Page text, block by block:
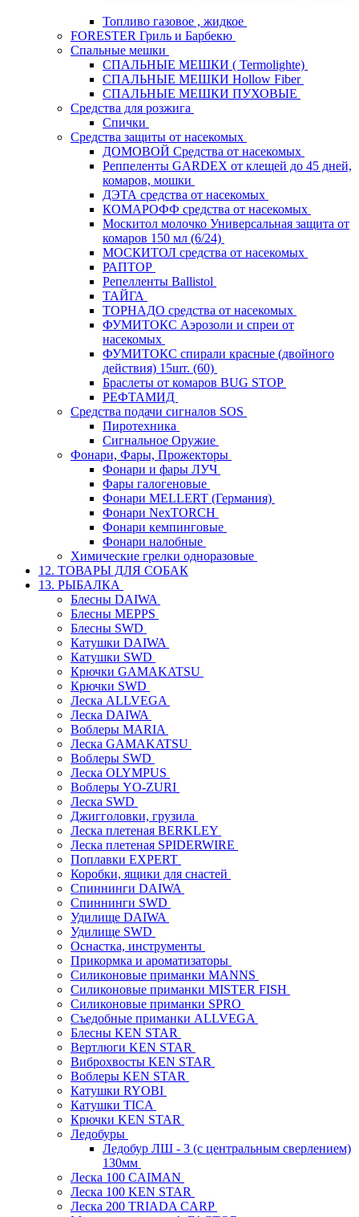
Топливо газовое , жидкое
FORESTER Гриль и Барбекю
Спальные мешки
СПАЛЬНЫЕ МЕШКИ ( Termolighte)
СПАЛЬНЫЕ МЕШКИ Hollow Fiber
СПАЛЬНЫЕ МЕШКИ ПУХОВЫЕ
Средства для розжига
Спички
Средства защиты от насекомых
ДОМОВОЙ Средства от насекомых
Реппеленты GARDEX от клещей до 45 дней,
комаров, мошки
ДЭТА средства от насекомых
КОМАРОФФ средства от насекомых
Москитол молочко Универсальная защита от
комаров 150 мл (6/24)
МОСКИТОЛ средства от насекомых
РАПТОР
Репелленты Ballistol
ТАЙГА
ТОРНАДО средства от насекомых
ФУМИТОКС Аэрозоли и спреи от
насекомых
ФУМИТОКС спирали красные (двойного
действия) 15шт. (60)
Браслеты от комаров BUG STOP
РЕФТАМИД
Средства подачи сигналов SOS
Пиротехника
Сигнальное Оружие
Фонари, Фары, Прожекторы
Фонари и фары ЛУЧ
Фары галогеновые
Фонари MELLERT (Германия)
Фонари NexTORCH
Фонари кемпинговые
Фонари налобные
Химические грелки одноразовые
12. ТОВАРЫ ДЛЯ СОБАК
13. РЫБАЛКА
Блесны DAIWA
Блесны MEPPS
Блесны SWD
Катушки DAIWA
Катушки SWD
Крючки GAMAKATSU
Крючки SWD
Леска ALLVEGA
Леска DAIWA
Воблеры MARIA
Леска GAMAKATSU
Воблеры SWD
Леска OLYMPUS
Воблеры YO-ZURI
Леска SWD
Джигголовки, грузила
Леска плетеная BERKLEY
Леска плетеная SPIDERWIRE
Поплавки EXPERT
Коробки, ящики для снастей
Спиннинги DAIWA
Спиннинги SWD
Удилище DAIWA
Удилище SWD
Оснастка, инструменты
Прикормка и ароматизаторы
Силиконовые приманки MANNS
Силиконовые приманки MISTER FISH
Силиконовые приманки SPRO
Съедобные приманки ALLVEGA
Блесны KEN STAR
Вертлюги KEN STAR
Виброхвосты KEN STAR
Воблеры KEN STAR
Катушки RYOBI
Катушки TICA
Крючки KEN STAR
Ледобуры
Ледобур ЛШ - 3 (с центральным сверлением)
130мм
Леска 100 CAIMAN
Леска 100 KEN STAR
Леска 200 TRIADA CARP